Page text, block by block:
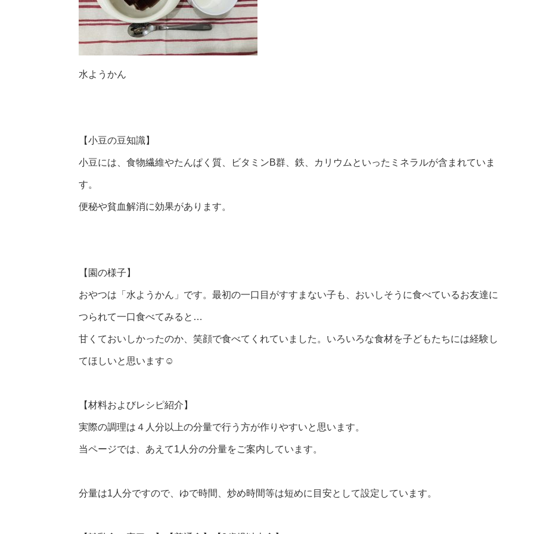
水ようかん
【小豆の豆知識】
小豆には、食物繊維やたんぱく質、ビタミンB群、鉄、カリウムといったミネラルが含まれていま
す。
便秘や貧血解消に効果があります。
【園の様子】
おやつは「水ようかん」です。最初の一口目がすすまない子も、おいしそうに食べているお友達に
つられて一口食べてみると…
甘くておいしかったのか、笑顔で食べてくれていました。いろいろな食材を子どもたちには経験し
てほしいと思います☺
【材料およびレシピ紹介】
実際の調理は４人分以上の分量で行う方が作りやすいと思います。
当ページでは、あえて1人分の分量をご案内しています。
分量は1人分ですので、ゆで時間、炒め時間等は短めに目安として設定しています。